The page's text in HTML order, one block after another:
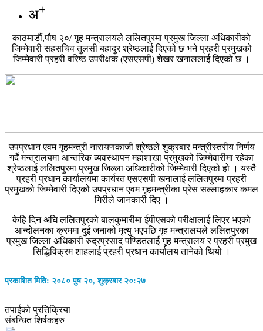
अ+
काठमाडौं,पौष २०/ गृह मन्त्रालयले ललितपुरमा प्रमुख जिल्ला अधिकारीको
जिम्मेवारी सहसचिव तुलसी बहादुर श्रेष्ठलाई दिएको छ भने प्रहरी प्रमुखको
जिम्मेवारी प्रहरी वरिष्ठ उपरीक्षक (एसएसपी) शेखर खनाललाई दिएको छ ।
उपप्रधान एवम गृहमन्त्री नारायणकाजी श्रेष्ठले शुक्रबार मन्त्रीस्तरीय निर्णय
गर्दै मन्त्रालयमा आन्तरिक व्यवस्थापन महाशाखा प्रमुखको जिम्मेवारीमा रहेका
श्रेष्ठलाई ललितपुरमा प्रमुख जिल्ला अधिकारीको जिम्मेवारी दिएको हो । यस्तै
प्रहरी प्रधान कार्यालयमा कार्यरत एसएसपी खनालाई ललितपुरमा प्रहरी
प्रमुखको जिम्मेवारी दिएको उपप्रधान एवम गृहमन्त्रीका प्रेस सल्लाहकार कमल
गिरीले जानकारी दिए ।
केहि दिन अघि ललितपुरको बालकुमारीमा ईपीएसको परीक्षालाई लिएर भएको
आन्दोलनका क्रममा दुई जनाको मृत्यु भएपछि गृह मन्त्रालयले ललितपुरका
प्रमुख जिल्ला अधिकारी रुद्रप्रसाद पण्डितलाई गृह मन्त्रालय र प्रहरी प्रमुख
सिद्धिविक्रम शाहलाई प्रहरी प्रधान कार्यालय तानेको थियो ।
प्रकाशित मिति: २०८० पुष २०, शुक्रबार २०:२७
तपाईको प्रतिक्रिया
संबन्धित शिर्षकहरु